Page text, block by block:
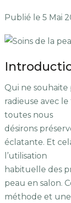
Publié le 5 Mai
Qui ne
radieuse avec
toutes nous
désirons
éclatante. Et
l’utilisation
habituelle des
peau en salon.
méthode et